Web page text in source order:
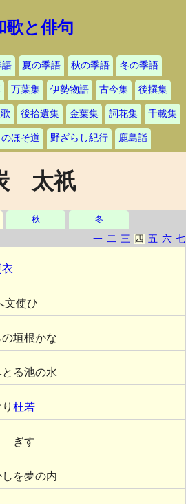
歌と俳句
語 夏の季語 秋の季語 冬の季語
万葉集 伊勢物語 古今集 後撰集
後拾遺集 金葉集 詞花集 千載集
ほそ道 野ざらし紀行 鹿島詣
太祇
秋 冬
一 二 三 四 五 六 七
文使ひ
垣根かな
る池の水
杜若
ぎす
を夢の内